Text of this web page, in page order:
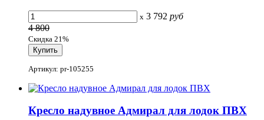
x 3 792 руб
4 800
Скидка 21%
Артикул: pr-105255
Кресло надувное Адмирал для лодок ПВХ